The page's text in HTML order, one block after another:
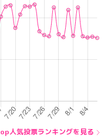
人気投票ランキングを見る